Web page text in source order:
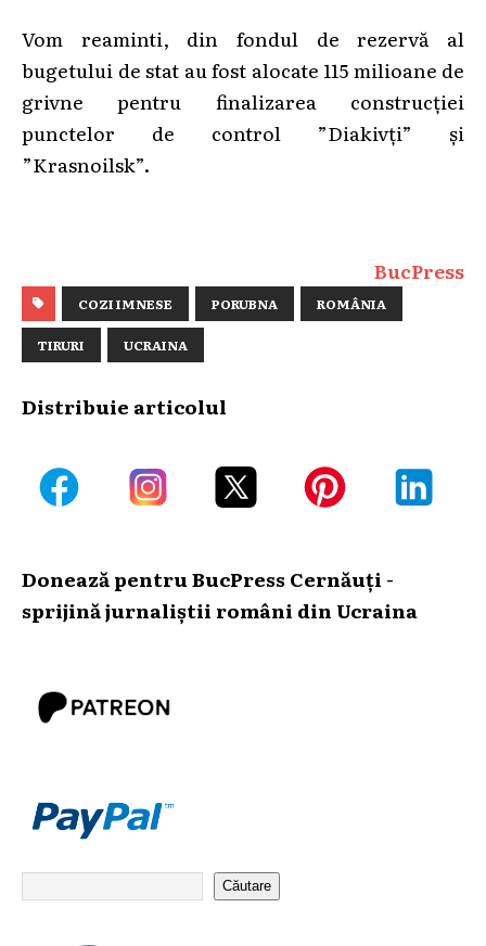
Vom reaminti, din fondul de rezervă al
bugetului de stat au fost alocate 115 milioane de
grivne pentru finalizarea construcției
punctelor de control ”Diakivți” și
”Krasnoilsk”.
BucPress
COZI IMNESE PORUBNA ROMÂNIA
TIRURI UCRAINA
Distribuie articolul
Donează pentru BucPress Cernăuți -
sprijină jurnaliștii români din Ucraina
Căutare